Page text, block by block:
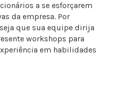
a se esforçarem
da empresa. Por
que sua equipe dirija
workshops para
em habilidades